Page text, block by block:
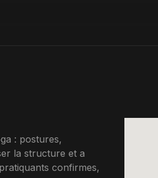
: postures,
la structure et a
confirmes,